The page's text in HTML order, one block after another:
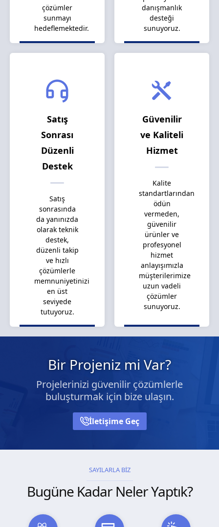
çözümler
sunmayı
hedeflemektedir.
danışmanlık
desteği
sunuyoruz.
Satış
Sonrası
Düzenli
Destek
Satış
sonrasında
da yanınızda
olarak teknik
destek,
düzenli takip
ve hızlı
çözümlerle
memnuniyetinizi
en üst
seviyede
tutuyoruz.
Güvenilir
ve Kaliteli
Hizmet
Kalite
standartlarından
ödün
vermeden,
güvenilir
ürünler ve
profesyonel
hizmet
anlayışımızla
müşterilerimize
uzun vadeli
çözümler
sunuyoruz.
Bir Projeniz mi Var?
Projelerinizi güvenilir çözümlerle
buluşturmak için bize ulaşın.
İletişime Geç
SAYILARLA BİZ
Bugüne Kadar Neler Yaptık?